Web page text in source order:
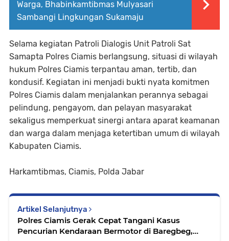
Warga, Bhabinkamtibmas Mulyasari
Sambangi Lingkungan Sukamaju
Selama kegiatan Patroli Dialogis Unit Patroli Sat
Samapta Polres Ciamis berlangsung, situasi di wilayah
hukum Polres Ciamis terpantau aman, tertib, dan
kondusif. Kegiatan ini menjadi bukti nyata komitmen
Polres Ciamis dalam menjalankan perannya sebagai
pelindung, pengayom, dan pelayan masyarakat
sekaligus memperkuat sinergi antara aparat keamanan
dan warga dalam menjaga ketertiban umum di wilayah
Kabupaten Ciamis.
Harkamtibmas, Ciamis, Polda Jabar
Artikel Selanjutnya
Polres Ciamis Gerak Cepat Tangani Kasus
Pencurian Kendaraan Bermotor di Baregbeg,